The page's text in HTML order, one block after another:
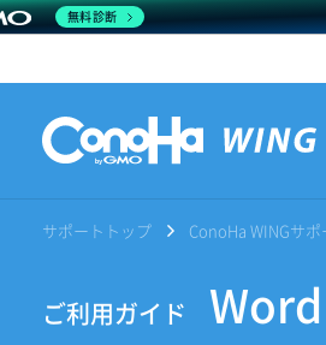
サポートトップ ConoHa WINGサ
ご利用ガイド
無料診断